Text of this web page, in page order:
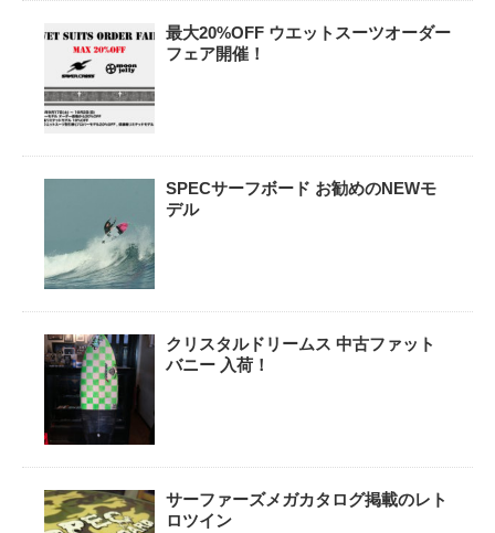
最大20%OFF ウエットスーツオーダー
フェア開催！
SPECサーフボード お勧めのNEWモ
デル
クリスタルドリームス 中古ファット
バニー 入荷！
サーファーズメガカタログ掲載のレト
ロツイン